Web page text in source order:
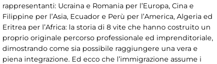
rappresentanti: Ucraina e Romania per l’Europa, Cina e
Filippine per l’Asia, Ecuador e Perù per l’America, Algeria ed
Eritrea per l’Africa: la storia di 8 vite che hanno costruito un
proprio originale percorso professionale ed imprenditoriale,
dimostrando come sia possibile raggiungere una vera e
piena integrazione. Ed ecco che l’immigrazione assume i